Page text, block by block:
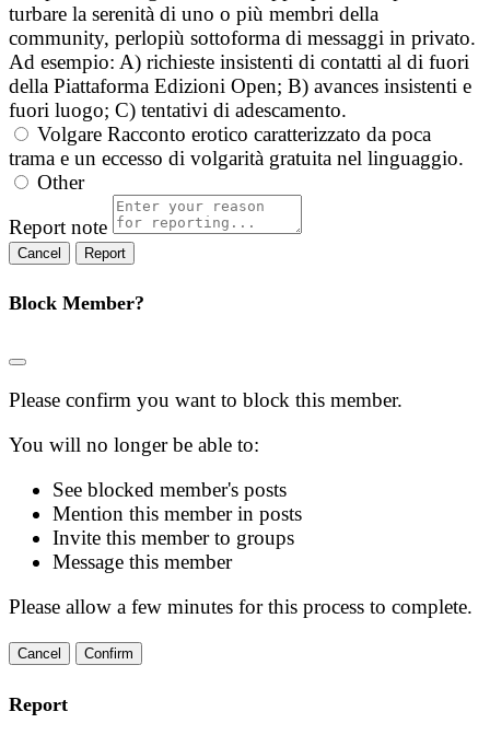
turbare la serenità di uno o più membri della
community, perlopiù sottoforma di messaggi in privato.
Ad esempio: A) richieste insistenti di contatti al di fuori
della Piattaforma Edizioni Open; B) avances insistenti e
fuori luogo; C) tentativi di adescamento.
Volgare Racconto erotico caratterizzato da poca
trama e un eccesso di volgarità gratuita nel linguaggio.
Other
Report note
Report
Block Member?
Please confirm you want to block this member.
You will no longer be able to:
See blocked member's posts
Mention this member in posts
Invite this member to groups
Message this member
Please allow a few minutes for this process to complete.
Confirm
Report